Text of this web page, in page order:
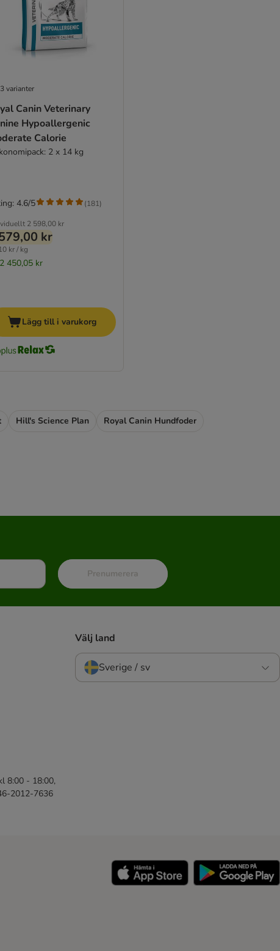
3 varianter
Canin Veterinary
Hypoallergenic
Calorie
2 x 14 kg
2 598,00 kr
kr
kr / kg
2 450,05 kr
4.6/5 (181)
Lägg till i varukorg
Hill's Science Plan
Royal Canin Hundfoder
Prenumerera
8:00 - 18:00,
2012-7636
Välj land
Sverige / sv